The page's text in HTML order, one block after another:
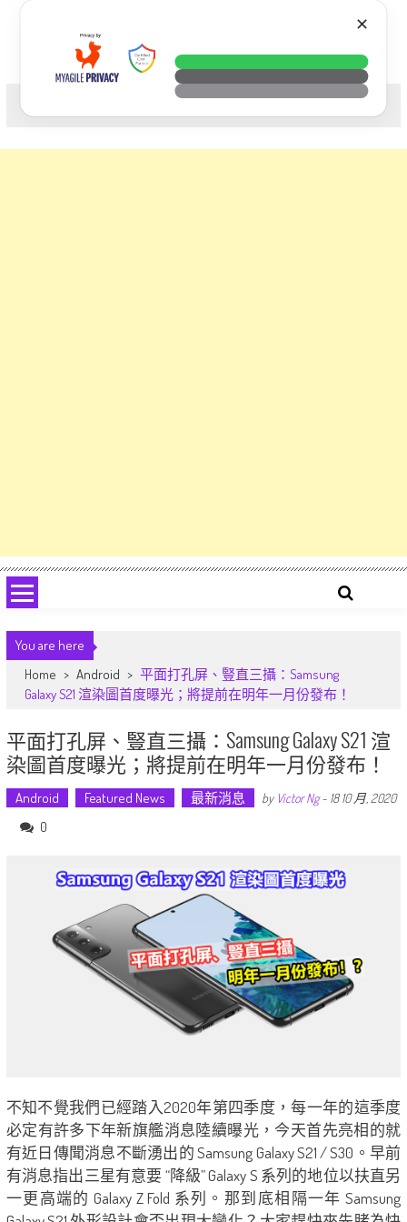
科技. 生活. 攝影.
You are here
Home > Android > 平面打孔屏、豎直三攝：Samsung
Galaxy S21 渲染圖首度曝光；將提前在明年一月份發布！
平面打孔屏、豎直三攝：Samsung Galaxy S21 渲
染圖首度曝光；將提前在明年一月份發布！
Android Featured News 最新消息 by Victor Ng- 18 10 月, 2020
0
不知不覺我們已經踏入2020年第四季度，每一年的這季度
必定有許多下年新旗艦消息陸續曝光，今天首先亮相的就
有近日傳聞消息不斷湧出的 Samsung Galaxy S21 / S30。早前
有消息指出三星有意要 “降級” Galaxy S 系列的地位以扶直另
一更高端的 Galaxy Z Fold 系列。那到底相隔一年 Samsung
✕